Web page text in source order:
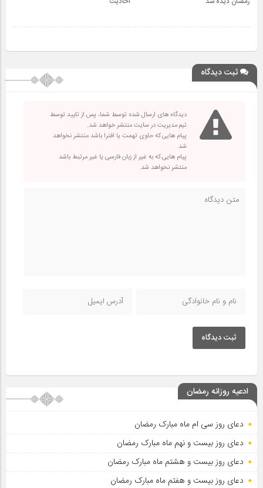
ثبت دیدگاه
دیدگاه های ارسال شده توسط شما، پس از تایید توسط
تیم مدیریت در سایت منتشر خواهد شد.
پیام هایی که حاوی تهمت یا افترا باشد منتشر نخواهد
شد.
پیام هایی که به غیر از زبان فارسی یا غیر مرتبط باشد
منتشر نخواهد شد.
ثبت دیدگاه
ادعیه روزانه رمضان
دعای روز سی ام ماه مبارک رمضان
دعای روز بیست و نهم ماه مبارک رمضان
دعای روز بیست و هشتم ماه مبارک رمضان
دعای روز بیست و هفتم ماه مبارک رمضان